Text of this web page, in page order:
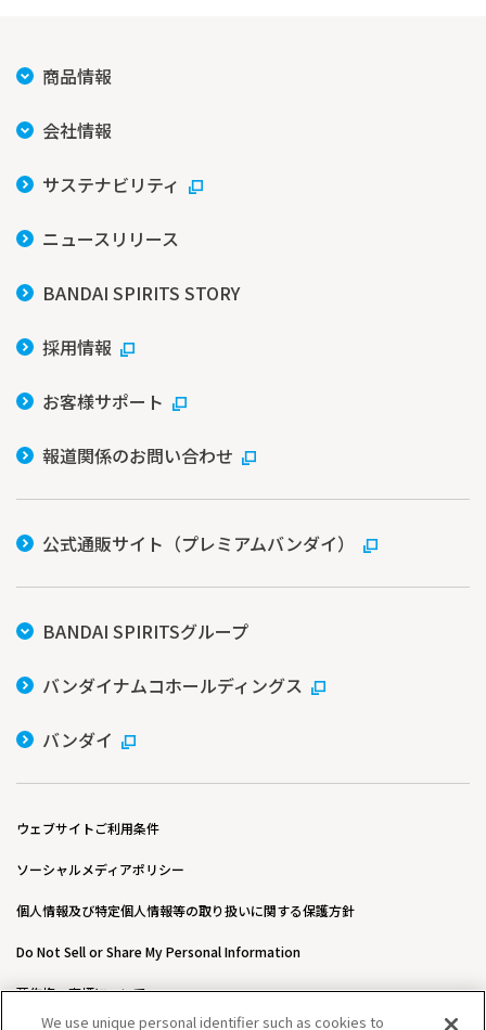
商品情報
会社情報
サステナビリティ
ニュースリリース
BANDAI SPIRITS STORY
採用情報
お客様サポート
報道関係のお問い合わせ
公式通販サイト（プレミアムバンダイ）
BANDAI SPIRITSグループ
バンダイナムコホールディングス
バンダイ
ウェブサイトご利用条件
ソーシャルメディアポリシー
個人情報及び特定個人情報等の取り扱いに関する保護方針
Do Not Sell or Share My Personal Information
著作権・商標について
We use unique personal identifier such as cookies to